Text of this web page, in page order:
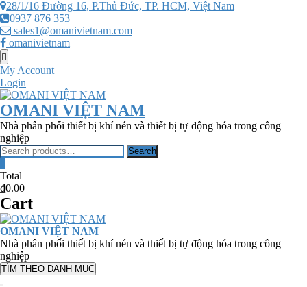
Skip
to
content
28/1/16 Đường 16, P.Thủ Đức, TP. HCM, Việt Nam
0937 876 353
sales1@omanivietnam.com
omanivietnam
Topbar
Menu
My Account
Login
OMANI VIỆT NAM
Nhà phân phối thiết bị khí nén và thiết bị tự động hóa trong công
nghiệp
Search
Search
Total
₫0.00
Cart
OMANI VIỆT NAM
Nhà phân phối thiết bị khí nén và thiết bị tự động hóa trong công
nghiệp
TÌM THEO DANH MỤC